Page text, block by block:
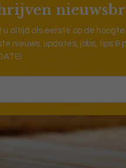
u altijd als eerste op de
nieuws, updates, jobs, tips &